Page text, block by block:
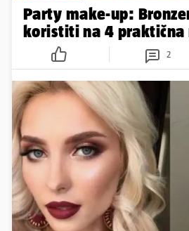
Party make-up:
koristiti na 4 praktična
2